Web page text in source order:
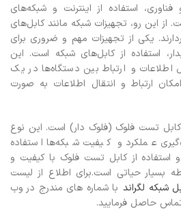
استفاده از اینترنت و شبکه‌های
از این رو، تجهیزات شبکه مانند کابل‌های
یکی از تجهیزات مهم و ضروری برای
استفاده از کابل‌های شبکه است. این
اطلاعات و ارتباط بین دستگاه‌ها در یک
ارتباط و انتقال اطلاعات به صورت
کابل تست فلوک (فلوک دار) است. این نوع
عملکرد و کیفیت شبکه‌ها استفاده
استفاده از کابل تست فلوک با کیفیت و
بسیار حیاتی است.برای اطلاع از لیست
شبکه لگراندبا شماره های مندرج در وب
حاصل فرمایید.